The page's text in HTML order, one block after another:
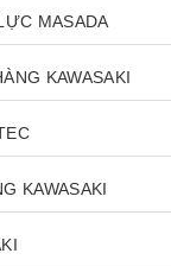
MASADA
KAWASAKI
KAWASAKI